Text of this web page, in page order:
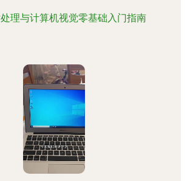
理与计算机视觉零基础入门指南